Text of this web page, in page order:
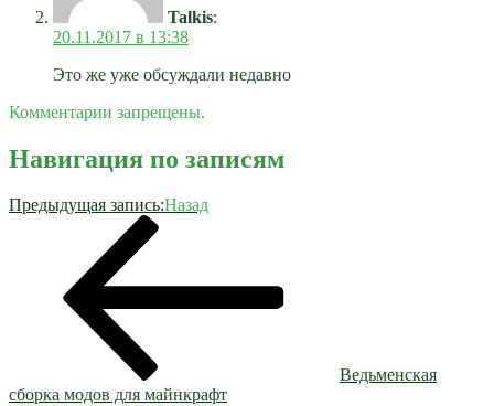
Talkis:
20.11.2017 в 13:38
Это же уже обсуждали недавно
Комментарии запрещены.
Навигация по записям
Предыдущая запись:Назад
Ведьменская
сборка модов для майнкрафт